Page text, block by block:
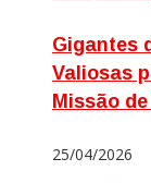
Gigantes
Valiosas
Missão
25/04/2026